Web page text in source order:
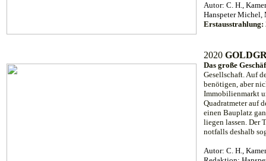
Autor: C. H.,
Hanspeter Michel,
Erstausstrahlung:
2020
Das große
Gesellschaft. Auf
benötigen, aber
Immobilienmarkt
Quadratmeter auf
einen Bauplatz
liegen lassen. Der
notfalls deshalb
Autor: C. H.,